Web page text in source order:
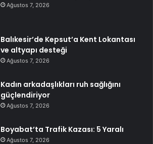
Ağustos 7, 2026
Balıkesir’de Kepsut’a Kent Lokantası
ve altyapı desteği
Ağustos 7, 2026
Kadın arkadaşlıkları ruh sağlığını
güçlendiriyor
Ağustos 7, 2026
Boyabat’ta Trafik Kazası: 5 Yaralı
Ağustos 7, 2026